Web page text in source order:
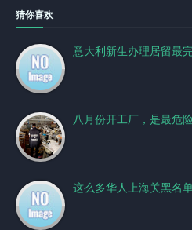
猜你喜欢
意大利新生办理居留最
八月份开工厂，是最危
这么多华人上海关黑名